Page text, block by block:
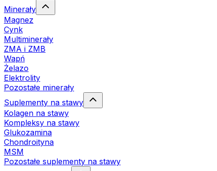
Minerały
Magnez
Cynk
Multiminerały
ZMA i ZMB
Wapń
Żelazo
Elektrolity
Pozostałe minerały
Suplementy na stawy
Kolagen na stawy
Kompleksy na stawy
Glukozamina
Chondroityna
MSM
Pozostałe suplementy na stawy